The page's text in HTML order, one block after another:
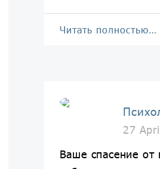
Читать полностью…
27
Ваше спасение